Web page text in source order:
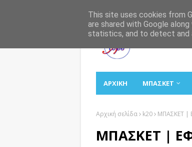
ΑΡΧΙΚΗ ΜΠΑΣΚΕΤ
Αρχική σελίδα k20 ΜΠΑΣΚΕΤ |
ΜΠΑΣΚΕΤ |
This site uses cookies from
are shared with Google
statistics, and to detect and